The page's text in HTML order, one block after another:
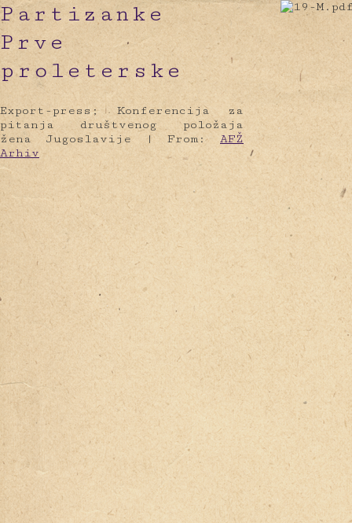
Partizanke
Prve
proleterske
Export-press; Konferencija za
pitanja društvenog položaja
žena Jugoslavije | From:AFŽ
Arhiv